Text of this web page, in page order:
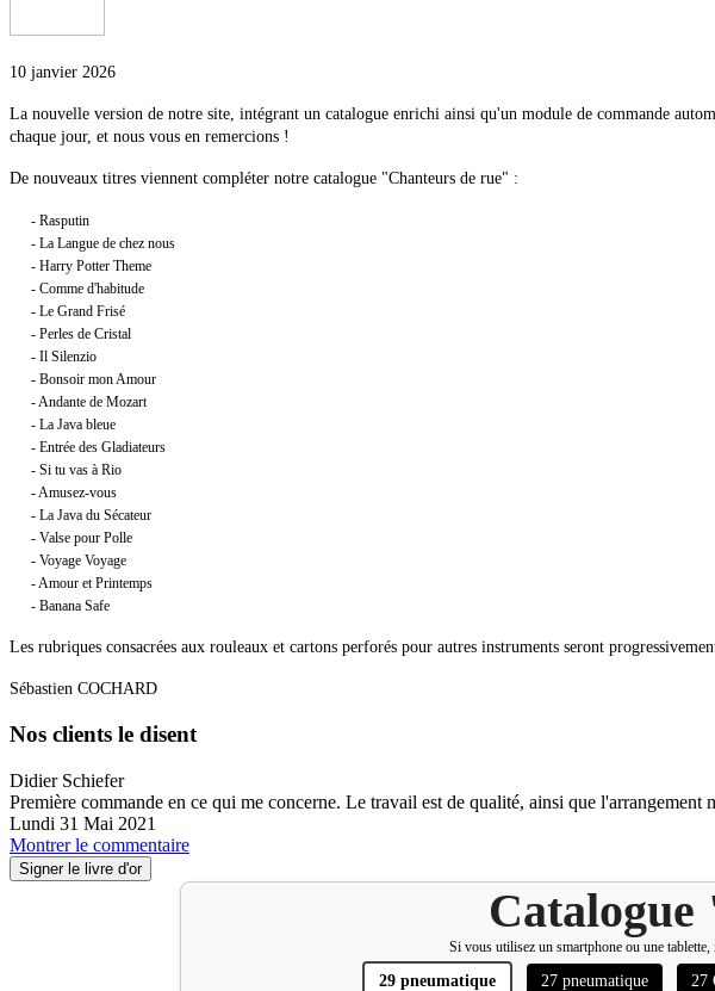
10 janvier 2026
La nouvelle version de notre site, intégrant un catalogue enrichi ainsi qu'un module de commande
chaque jour, et nous vous en remercions !
De nouveaux titres viennent compléter notre catalogue "Chanteurs de rue" :
- Rasputin
- La Langue de chez nous
- Harry Potter Theme
- Comme d'habitude
- Le Grand Frisé
- Perles de Cristal
- Il Silenzio
- Bonsoir mon Amour
- Andante de Mozart
- La Java bleue
- Entrée des Gladiateurs
- Si tu vas à Rio
- Amusez-vous
- La Java du Sécateur
- Valse pour Polle
- Voyage Voyage
- Amour et Printemps
- Banana Safe
Les rubriques consacrées aux rouleaux et cartons perforés pour autres instruments seront
Sébastien COCHARD
Nos clients le disent
Didier Schiefer
Première commande en ce qui me concerne. Le travail est de qualité, ainsi que
Lundi 31 Mai 2021
Montrer le commentaire
Signer le livre d'or
Si vous utilisez un smartphone ou une
29 pneumatique 27 pneumatique 27